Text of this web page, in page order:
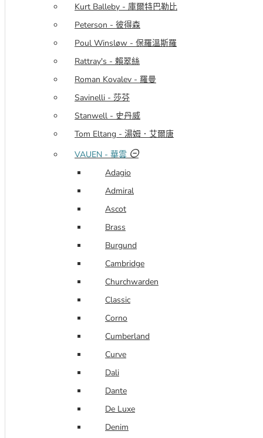
Kurt Balleby - 庫爾特巴勒比
Peterson - 彼得森
Poul Winsløw - 保羅溫斯羅
Rattray's - 賴翠絲
Roman Kovalev - 羅曼
Savinelli - 莎芬
Stanwell - 史丹威
Tom Eltang - 湯姆．艾爾唐
VAUEN - 華雲
Adagio
Admiral
Ascot
Brass
Burgund
Cambridge
Churchwarden
Classic
Corno
Cumberland
Curve
Dali
Dante
De Luxe
Denim